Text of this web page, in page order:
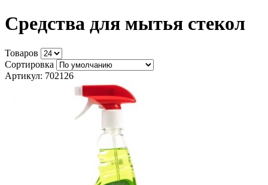
Средства для мытья стекол
Товаров
Сортировка
Артикул: 702126